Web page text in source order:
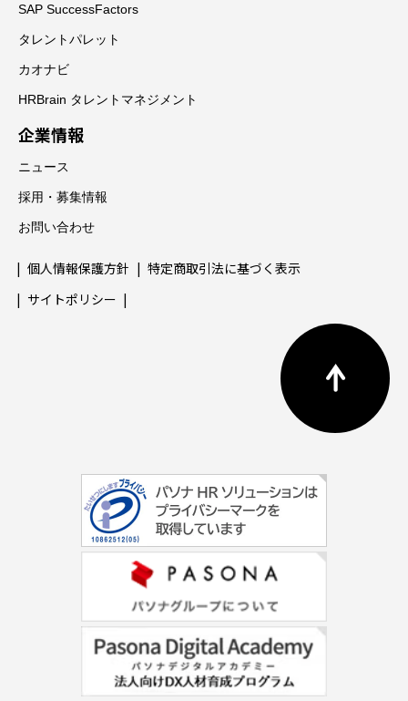
SAP SuccessFactors
タレントパレット
カオナビ
HRBrain タレントマネジメント
企業情報
ニュース
採用・募集情報
お問い合わせ
個人情報保護方針
特定商取引法に基づく表示
サイトポリシー